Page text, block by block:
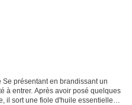
présentant en brandissant un
à entrer. Après avoir posé quelques
il sort une fiole d'huile essentielle